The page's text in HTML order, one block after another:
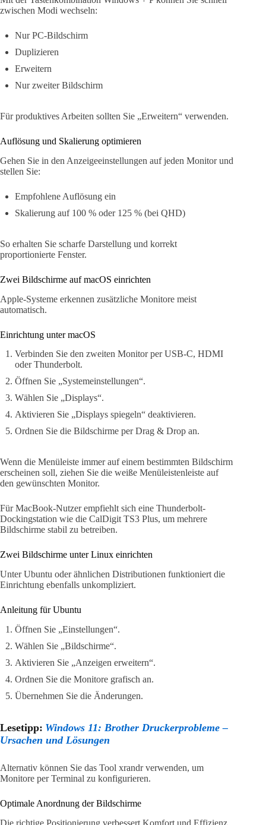
zwischen Modi wechseln:
Nur PC-Bildschirm
Duplizieren
Erweitern
Nur zweiter Bildschirm
Für produktives Arbeiten sollten Sie „Erweitern“ verwenden.
Auflösung und Skalierung optimieren
Gehen Sie in den Anzeigeeinstellungen auf jeden Monitor und
stellen Sie:
Empfohlene Auflösung ein
Skalierung auf 100 % oder 125 % (bei QHD)
So erhalten Sie scharfe Darstellung und korrekt
proportionierte Fenster.
Zwei Bildschirme auf macOS einrichten
Apple-Systeme erkennen zusätzliche Monitore meist
automatisch.
Einrichtung unter macOS
Verbinden Sie den zweiten Monitor per USB-C, HDMI
oder Thunderbolt.
Öffnen Sie „Systemeinstellungen“.
Wählen Sie „Displays“.
Aktivieren Sie „Displays spiegeln“ deaktivieren.
Ordnen Sie die Bildschirme per Drag & Drop an.
Wenn die Menüleiste immer auf einem bestimmten Bildschirm
erscheinen soll, ziehen Sie die weiße Menüleistenleiste auf
den gewünschten Monitor.
Für MacBook-Nutzer empfiehlt sich eine Thunderbolt-
Dockingstation wie die CalDigit TS3 Plus, um mehrere
Bildschirme stabil zu betreiben.
Zwei Bildschirme unter Linux einrichten
Unter Ubuntu oder ähnlichen Distributionen funktioniert die
Einrichtung ebenfalls unkompliziert.
Anleitung für Ubuntu
Öffnen Sie „Einstellungen“.
Wählen Sie „Bildschirme“.
Aktivieren Sie „Anzeigen erweitern“.
Ordnen Sie die Monitore grafisch an.
Übernehmen Sie die Änderungen.
Lesetipp: Windows 11: Brother Druckerprobleme –
Ursachen und Lösungen
Alternativ können Sie das Tool xrandr verwenden, um
Monitore per Terminal zu konfigurieren.
Optimale Anordnung der Bildschirme
Die richtige Positionierung verbessert Komfort und Effizienz